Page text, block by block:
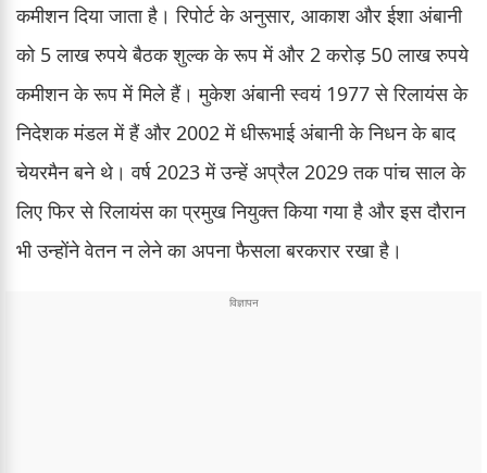
कमीशन दिया जाता है। रिपोर्ट के अनुसार, आकाश और ईशा अंबानी
को 5 लाख रुपये बैठक शुल्क के रूप में और 2 करोड़ 50 लाख रुपये
कमीशन के रूप में मिले हैं। मुकेश अंबानी स्वयं 1977 से रिलायंस के
निदेशक मंडल में हैं और 2002 में धीरूभाई अंबानी के निधन के बाद
चेयरमैन बने थे। वर्ष 2023 में उन्हें अप्रैल 2029 तक पांच साल के
लिए फिर से रिलायंस का प्रमुख नियुक्त किया गया है और इस दौरान
भी उन्होंने वेतन न लेने का अपना फैसला बरकरार रखा है।